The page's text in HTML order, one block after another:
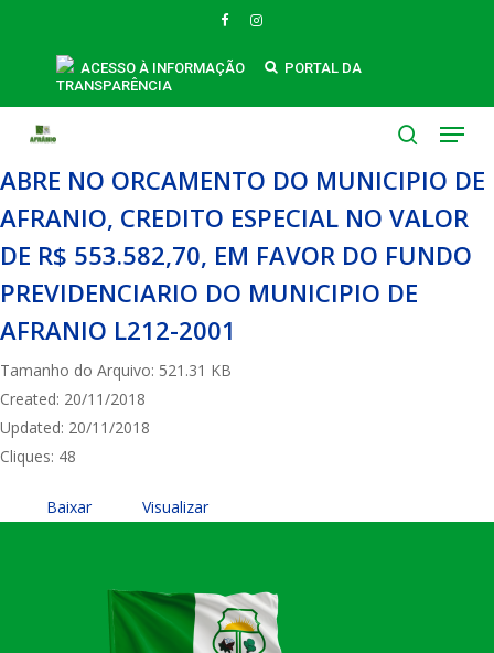
FACEBOOKINSTAGRAM
ACESSO À INFORMAÇÃO
PORTAL DA
TRANSPARÊNCIA
Menu
ABRE NO ORCAMENTO DO MUNICIPIO DE
AFRANIO, CREDITO ESPECIAL NO VALOR
DE R$ 553.582,70, EM FAVOR DO FUNDO
PREVIDENCIARIO DO MUNICIPIO DE
AFRANIO L212-2001
Tamanho do Arquivo: 521.31 KB
Created: 20/11/2018
Updated: 20/11/2018
Cliques: 48
Baixar Visualizar